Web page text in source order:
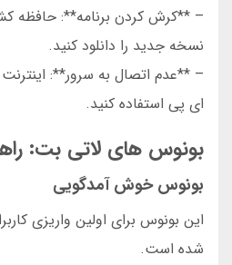
– **کرش کردن برنامه**: حافظه کش
نسخه جدید را دانلود کنید.
– **عدم اتصال به سرور**:
ای پی استفاده کنید.
بونوس های لاتی بت:
بونوس خوش آمدگویی
این بونوس برای اولین واریزی
شده است.